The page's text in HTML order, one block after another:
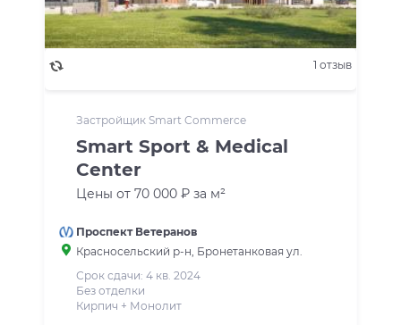
1 отзыв
Застройщик Smart Commerce
Smart Sport & Medical
Center
Цены от 70 000 ₽ за м²
Проспект Ветеранов
Красносельский р-н , Бронетанковая ул.
Срок сдачи: 4 кв. 2024
Без отделки
Кирпич + Монолит